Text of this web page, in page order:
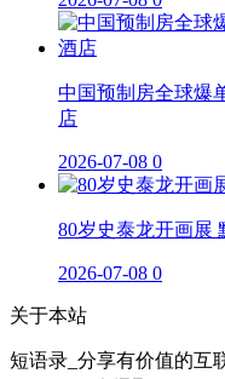
中国预制房全球爆
店
2026-07-08 0
80岁史泰龙开画展
2026-07-08 0
关于本站
短语录_分享有价值的互